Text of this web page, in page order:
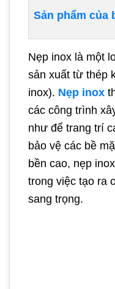
Sản phẩm của
Nẹp inox là một
sản xuất từ thép
inox). Nẹp inox
các công trình
như để trang trí
bảo vệ các bề
bền cao, nẹp
trong việc tạo ra
sang trọng.